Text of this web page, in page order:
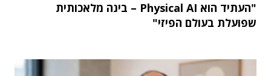
"העתיד הוא Physical AI – בינה מלאכותית
שפועלת בעולם הפיזי"